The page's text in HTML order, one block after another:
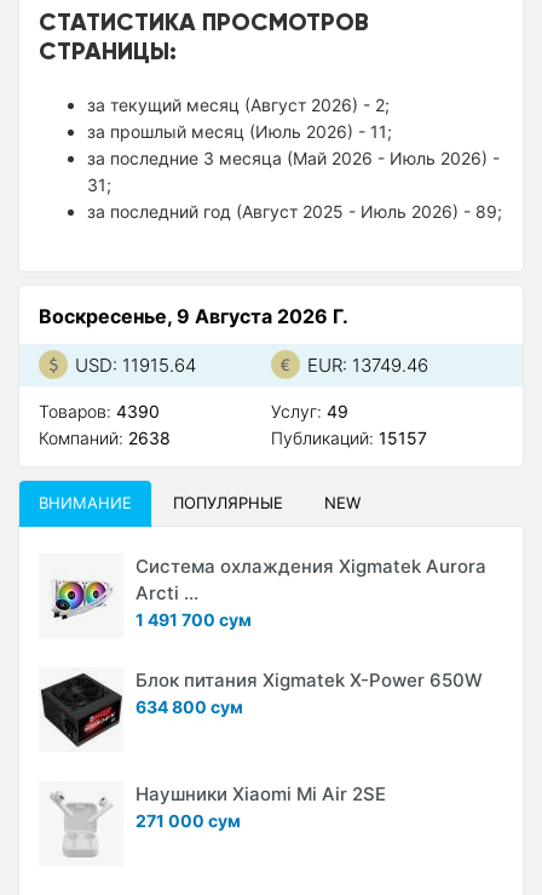
СТАТИСТИКА ПРОСМОТРОВ
СТРАНИЦЫ:
за текущий месяц (Август 2026) - 2;
за прошлый месяц (Июль 2026) - 11;
за последние 3 месяца (Май 2026 - Июль 2026) -
31;
за последний год (Август 2025 - Июль 2026) - 89;
Воскресенье, 9 Августа 2026 Г.
USD: 11915.64 EUR: 13749.46
Товаров: 4390
Компаний: 2638
Услуг: 49
Публикаций: 15157
ВНИМАНИЕ ПОПУЛЯРНЫЕ NEW
Система охлаждения Xigmatek Aurora
Arcti ...
1 491 700 сум
Блок питания Xigmatek X-Power 650W
634 800 сум
Наушники Xiaomi Mi Air 2SE
271 000 сум